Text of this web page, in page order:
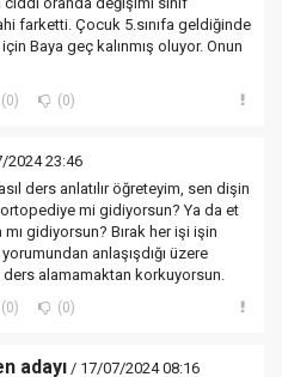
farketti. Çocuk 5.sınıfa geldiğinde
Baya geç kalınmış oluyor. Onun
(0) (0)
2024 23:46
ders anlatılır öğreteyim, sen dişin
ortopediye mi gidiyorsun? Ya da et
gidiyorsun? Bırak her işi işin
anlaşışdığı üzere
ders alamamaktan korkuyorsun.
(0) (0)
adayı / 17/07/2024 08:16